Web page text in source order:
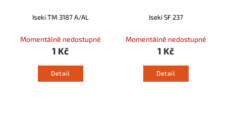
Iseki TM 3187 A/AL
Momentálně nedostupné
1 Kč
Detail
Iseki SF 237
Momentálně nedostupné
1 Kč
Detail